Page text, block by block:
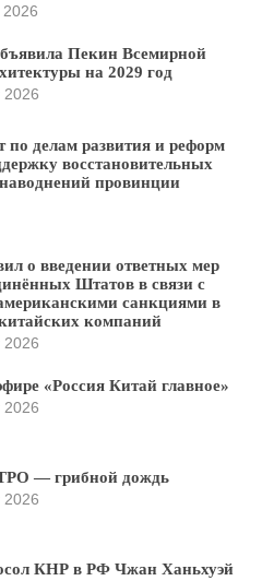
2026
Пекин Всемирной
на 2029 год
2026
по делам развития и реформ
восстановительных
провинции
о введении ответных мер
Штатов в связи с
санкциями в
компаний
2026
«Россия Китай главное»
2026
— грибной дождь
2026
КНР в РФ Чжан Ханьхуэй